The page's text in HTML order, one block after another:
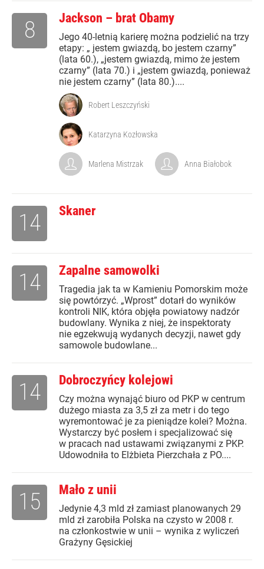
Jackson – brat Obamy
Jego 40-letnią karierę można podzielić na trzy
etapy: „ jestem gwiazdą, bo jestem czarny”
(lata 60.), „jestem gwiazdą, mimo że jestem
czarny” (lata 70.) i „jestem gwiazdą, ponieważ
nie jestem czarny” (lata 80.)....
8
Robert Leszczyński
Katarzyna Kozłowska
Marlena Mistrzak Anna Białobok
Skaner
14
Zapalne samowolki
Tragedia jak ta w Kamieniu Pomorskim może
się powtórzyć. „Wprost” dotarł do wyników
kontroli NIK, która objęła powiatowy nadzór
budowlany. Wynika z niej, że inspektoraty
nie egzekwują wydanych decyzji, nawet gdy
samowole budowlane...
14
Dobroczyńcy kolejowi
Czy można wynająć biuro od PKP w centrum
dużego miasta za 3,5 zł za metr i do tego
wyremontować je za pieniądze kolei? Można.
Wystarczy być posłem i specjalizować się
w pracach nad ustawami związanymi z PKP.
Udowodniła to Elżbieta Pierzchała z PO....
14
Mało z unii
Jedynie 4,3 mld zł zamiast planowanych 29
mld zł zarobiła Polska na czysto w 2008 r.
na członkostwie w unii – wynika z wyliczeń
Grażyny Gęsickiej
15